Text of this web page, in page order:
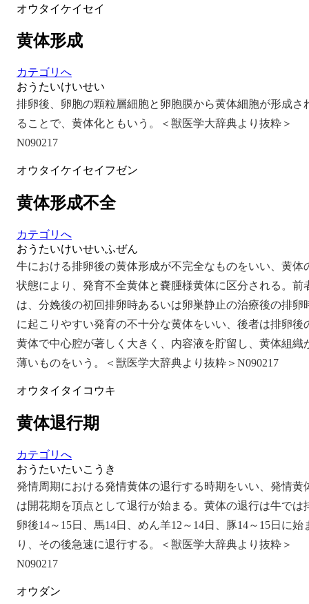
オウタイケイセイ
黄体形成
カテゴリへ
おうたいけいせい
排卵後、卵胞の顆粒層細胞と卵胞膜から黄体細胞が形成さ
ることで、黄体化ともいう。＜獣医学大辞典より抜粋＞
N090217
オウタイケイセイフゼン
黄体形成不全
カテゴリへ
おうたいけいせいふぜん
牛における排卵後の黄体形成が不完全なものをいい、黄体
状態により、発育不全黄体と嚢腫様黄体に区分される。前
は、分娩後の初回排卵時あるいは卵巣静止の治療後の排卵
に起こりやすい発育の不十分な黄体をいい、後者は排卵後
黄体で中心腔が著しく大きく、内容液を貯留し、黄体組織
薄いものをいう。＜獣医学大辞典より抜粋＞N090217
オウタイタイコウキ
黄体退行期
カテゴリへ
おうたいたいこうき
発情周期における発情黄体の退行する時期をいい、発情黄
は開花期を頂点として退行が始まる。黄体の退行は牛では
卵後14～15日、馬14日、めん羊12～14日、豚14～15日に始
り、その後急速に退行する。＜獣医学大辞典より抜粋＞
N090217
オウダン